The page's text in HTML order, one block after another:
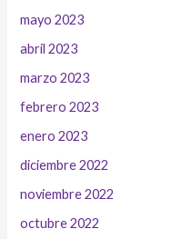
mayo 2023
abril 2023
marzo 2023
febrero 2023
enero 2023
diciembre 2022
noviembre 2022
octubre 2022